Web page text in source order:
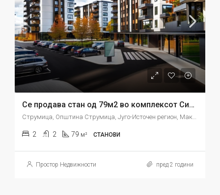
Се продава стан од 79м2 во комплексот Сити Центар во Струмица
Струмица, Општина Струмица, Југо-Источен регион, Македонија
2 2 79 м² СТАНОВИ
Простор Недвижности пред 2 години